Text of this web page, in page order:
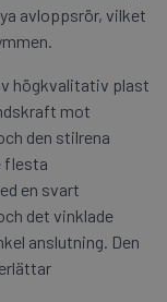
avloppsrör, vilket
högkvalitativ plast
mot
den stilrena
flesta
en svart
det vinklade
anslutning. Den